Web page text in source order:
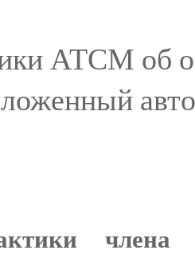
АТСМ об